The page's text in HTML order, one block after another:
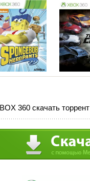
360 скачать торрент